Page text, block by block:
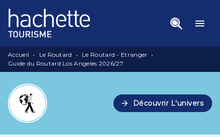
Menu Recherche
Pied De Page
menu
Accueil • Le Routard • Le Routard - Etranger •
Guide du Routard Los Angeles 2026/27
arrow_forward Découvrir L'univers